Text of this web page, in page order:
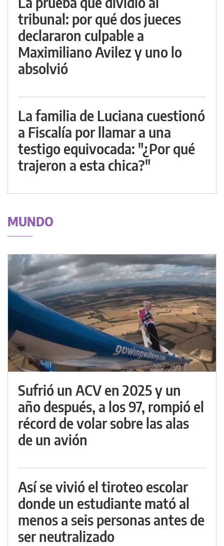
tribunal: por qué dos jueces
declararon culpable a
Maximiliano Avilez y uno lo
absolvió
La familia de Luciana cuestionó
a Fiscalía por llamar a una
testigo equivocada: "¿Por qué
trajeron a esta chica?"
MUNDO
Sufrió un ACV en 2025 y un
año después, a los 97, rompió el
récord de volar sobre las alas
de un avión
Así se vivió el tiroteo escolar
donde un estudiante mató al
menos a seis personas antes de
ser neutralizado